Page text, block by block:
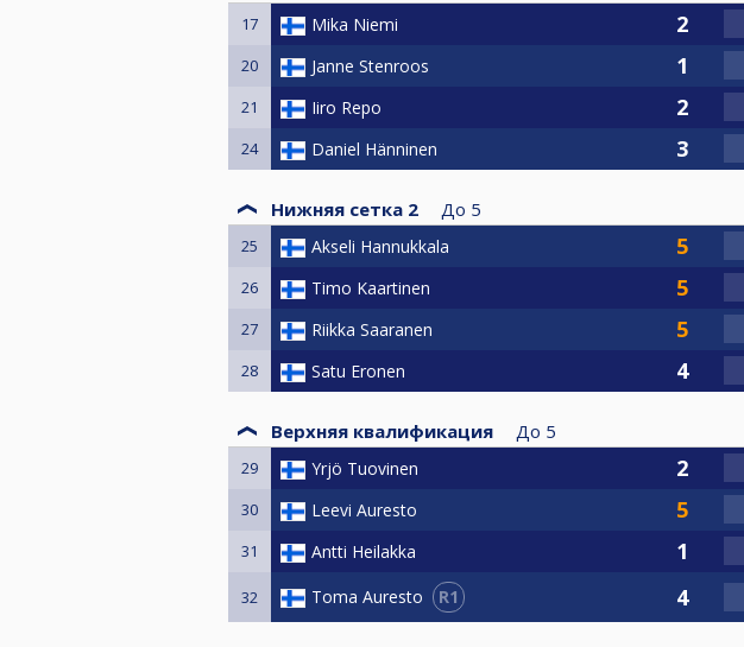
17 Mika Niemi
20 Janne Stenroos
21 Iiro Repo
24 Daniel Hänninen
Нижняя сетка 2 До 5
25 Akseli Hannukkala
26 Timo Kaartinen
27 Riikka Saaranen
28 Satu Eronen
Верхняя квалификация До 5
29 Yrjö Tuovinen
30 Leevi Auresto
31 Antti Heilakka
32 Toma Auresto R1